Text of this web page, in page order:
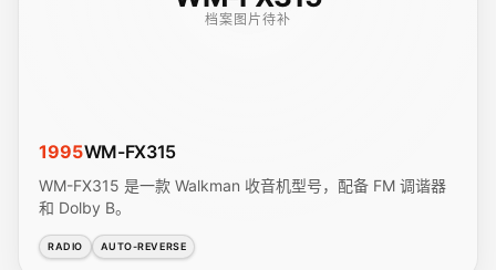
档案图片待补
1995WM-FX315
WM-FX315 是一款 Walkman 收音机型号，配备 FM 调谐器
和 Dolby B。
RADIO AUTO-REVERSE